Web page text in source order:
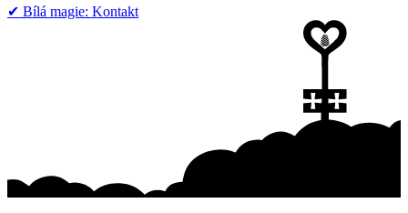
✔︎ Bílá magie: Kontakt